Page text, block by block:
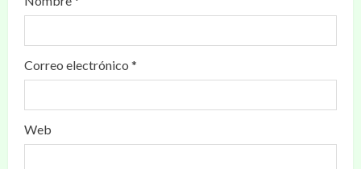
Correo electrónico *
Web